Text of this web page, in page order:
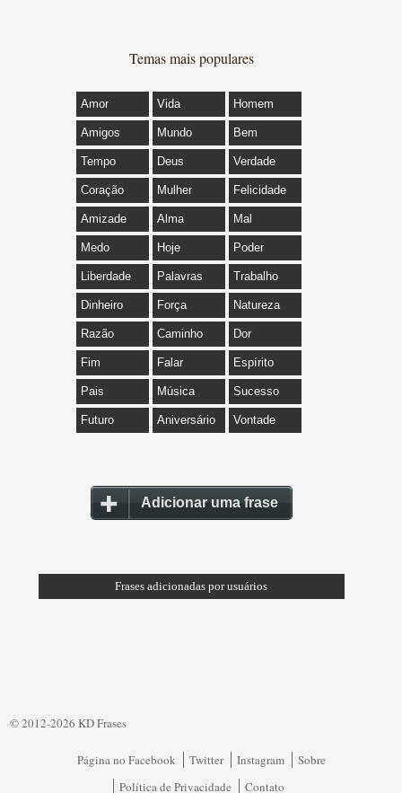
Temas mais populares
Amor Vida Homem
Amigos Mundo Bem
Tempo Deus Verdade
Coração Mulher Felicidade
Amizade Alma Mal
Medo Hoje Poder
Liberdade Palavras Trabalho
Dinheiro Força Natureza
Razão Caminho Dor
Fim Falar Espírito
Pais Música Sucesso
Futuro Aniversário Vontade
Adicionar uma frase
Frases adicionadas por usuários
© 2012-2026 KD Frases
Página no Facebook Twitter Instagram
Sobre
Política de Privacidade
Contato